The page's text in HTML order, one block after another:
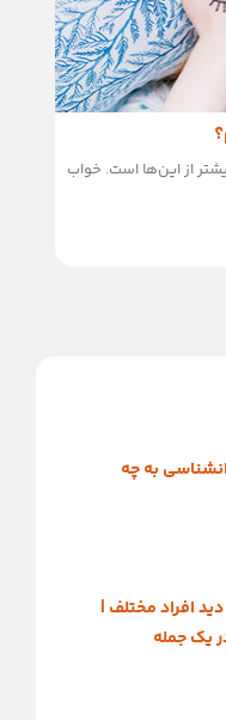
از این‌ها است. خواب
به چه
افراد مختلف |
یک جمله